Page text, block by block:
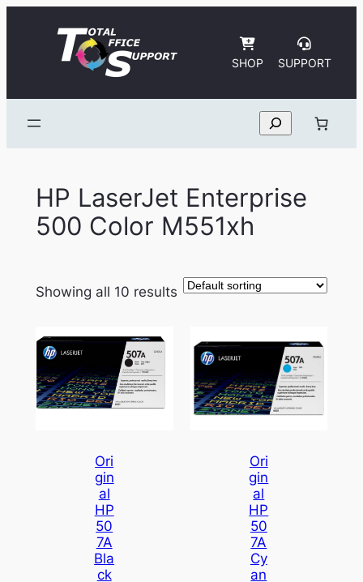
SHOP SUPPORT
Search
HP LaserJet Enterprise
500 Color M551xh
Showing all 10 results
Ori
Gin
Al
HP
50
7A
Bla
Ck
Ori
Gin
Al
HP
50
7A
Cy
An